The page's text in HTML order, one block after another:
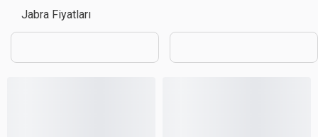
Jabra Fiyatları